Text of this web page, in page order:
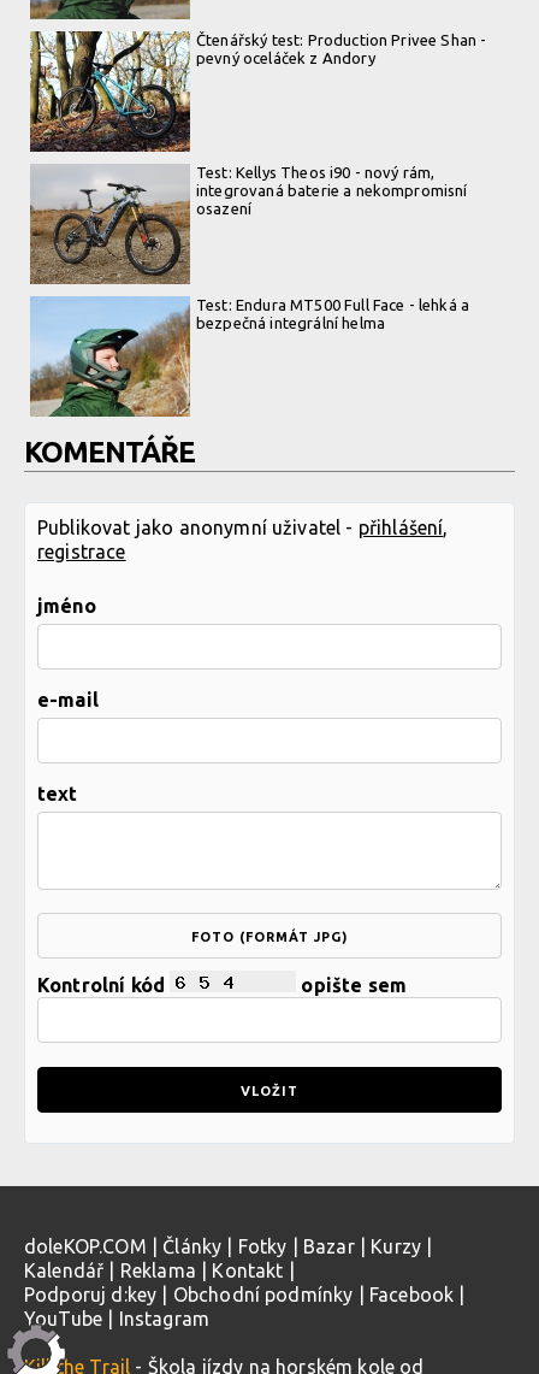
Čtenářský test: Production Privee Shan -
pevný oceláček z Andory
Test: Kellys Theos i90 - nový rám,
integrovaná baterie a nekompromisní
osazení
Test: Endura MT500 Full Face - lehká a
bezpečná integrální helma
KOMENTÁŘE
Publikovat jako anonymní uživatel - přihlášení,
registrace
jméno
e-mail
text
FOTO (FORMÁT JPG)
Kontrolní kód opište sem
doleKOP.COM Články Fotky Bazar| Kurzy
Kalendář
Reklama Kontakt
Podporuj d:key
Obchodní podmínky Facebook
YouTube
Instagram
Kill the Trail - Škola jízdy na horském kole od